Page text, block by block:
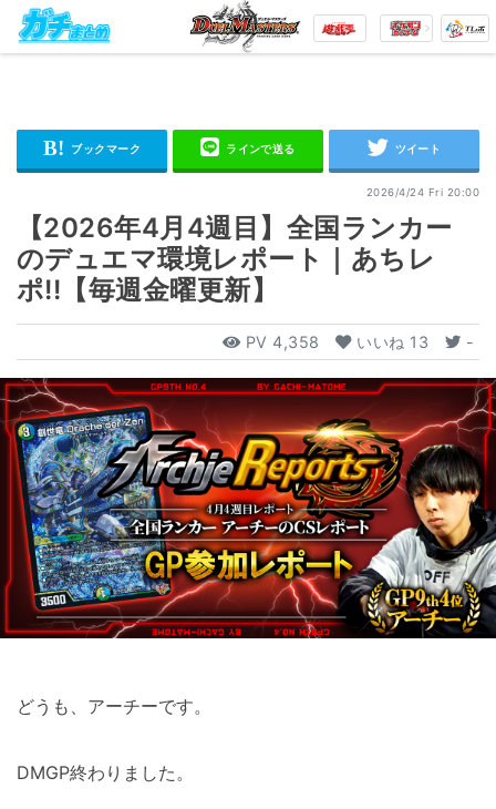
2026/4/24 Fri 20:00
【2026年4月4週目】全国ランカー
のデュエマ環境レポート｜あちレ
ポ!!【毎週金曜更新】
PV 4,358 いいね 13 -
どうも、アーチーです。
DMGP終わりました。